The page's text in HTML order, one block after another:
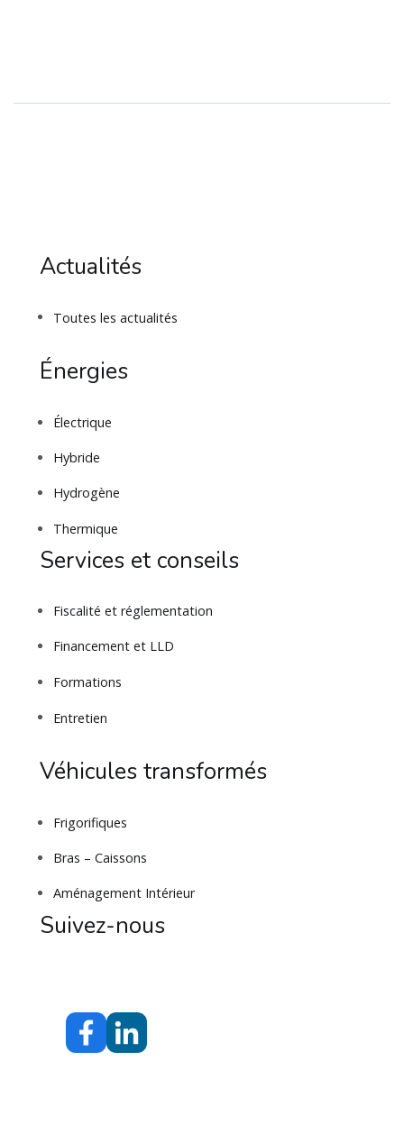
Actualités
Toutes les actualités
Énergies
Électrique
Hybride
Hydrogène
Thermique
Services et conseils
Fiscalité et réglementation
Financement et LLD
Formations
Entretien
Véhicules transformés
Frigorifiques
Bras – Caissons
Aménagement Intérieur
Suivez-nous